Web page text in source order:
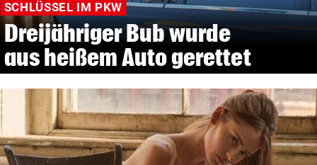
SCHLÜSSEL IM PKW
Dreijähriger Bub wurde
aus heißem Auto gerettet